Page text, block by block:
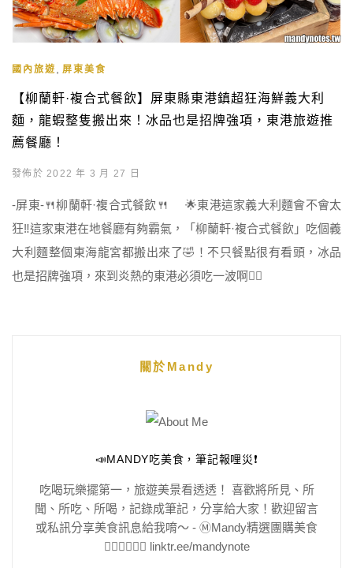
國內旅遊, 屏東美食
【柳蘭軒·複合式餐飲】屏東縣東港鎮超狂海鮮義大利
麵，龍蝦整隻搬出來！冰品也是招牌強項，東港旅遊推
薦餐廳！
發佈於 2022 年 3 月 27 日
-屏東-🍴柳蘭軒·複合式餐飲🍴 🌟東港這家義大利麵會不會太
狂‼️這家東港在地餐廳有夠霸氣，「柳蘭軒·複合式餐飲」吃個義
大利麵整個東海龍宮都搬出來了🤣！不只餐點很有看頭，冰品
也是招牌強項，來到炎熱的東港必須吃一波啊👍🏻
關於Mandy
📣MANDY吃美食，筆記報哩災❗️
吃喝玩樂擺第一，旅遊美景看透透！ 喜歡將所見、所
聞、所吃、所喝，記錄成筆記，分享給大家！歡迎留言
或私訊分享美食訊息給我唷～ - Ⓜ️Mandy精選團購美食
👇🏻👇🏻👇🏻 linktr.ee/mandynote